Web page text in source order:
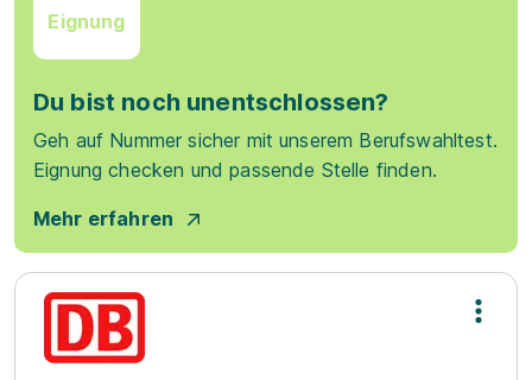
Eignung
Du bist noch unentschlossen?
Geh auf Nummer sicher mit unserem Berufswahltest.
Eignung checken und passende Stelle finden.
Mehr erfahren